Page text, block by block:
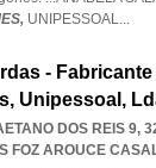
UNIPESSOAL...
- Fabricante
Unipessoal,
DOS REIS 9,
FOZ AROUCE